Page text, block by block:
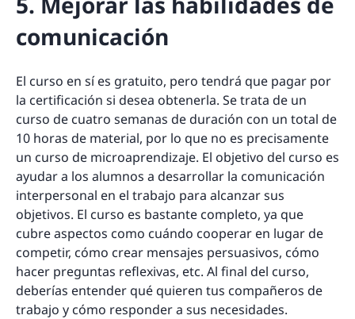
comunicación
El curso en sí es gratuito, pero tendrá que pagar por
la certificación si desea obtenerla. Se trata de un
curso de cuatro semanas de duración con un total de
10 horas de material, por lo que no es precisamente
un curso de microaprendizaje. El objetivo del curso es
ayudar a los alumnos a desarrollar la comunicación
interpersonal en el trabajo para alcanzar sus
objetivos. El curso es bastante completo, ya que
cubre aspectos como cuándo cooperar en lugar de
competir, cómo crear mensajes persuasivos, cómo
hacer preguntas reflexivas, etc. Al final del curso,
deberías entender qué quieren tus compañeros de
trabajo y cómo responder a sus necesidades.